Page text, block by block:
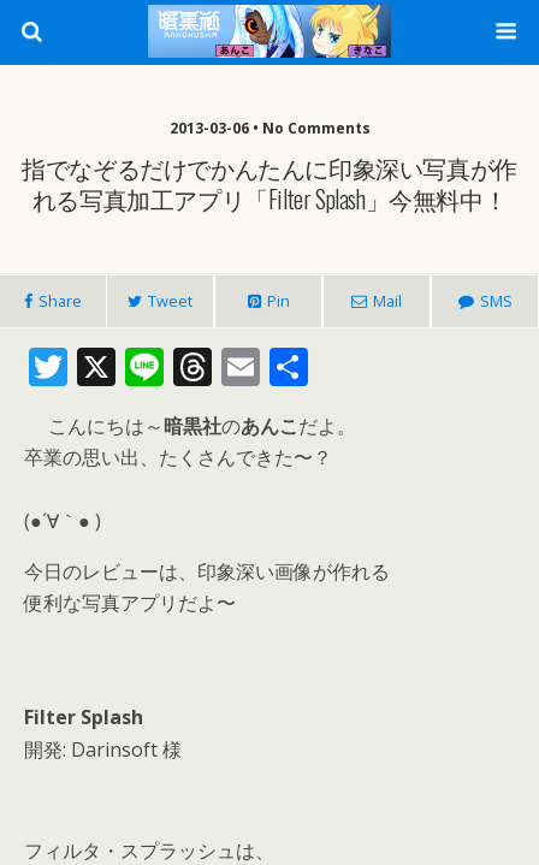
2013-03-06 • No Comments
指でなぞるだけでかんたんに印象深い写真が作
れる写真加工アプリ「Filter Splash」今無料中！
Share Tweet Pin Mail SMS
T
w
itt
er
X Li
n
e
T
h
re
a
s
E
m
ai
l
有
こんにちは～暗黒社のあんこだよ。
卒業の思い出、たくさんできた〜？
(●´∀｀● )
今日のレビューは、印象深い画像が作れる
便利な写真アプリだよ〜
Filter Splash
開発: Darinsoft 様
フィルタ・スプラッシュは、